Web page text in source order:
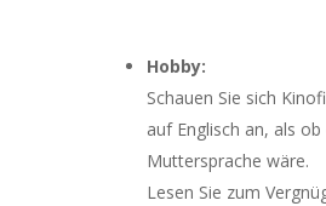
Hobby:
Schauen Sie sich
auf Englisch an, als ob
Muttersprache wäre.
Lesen Sie zum